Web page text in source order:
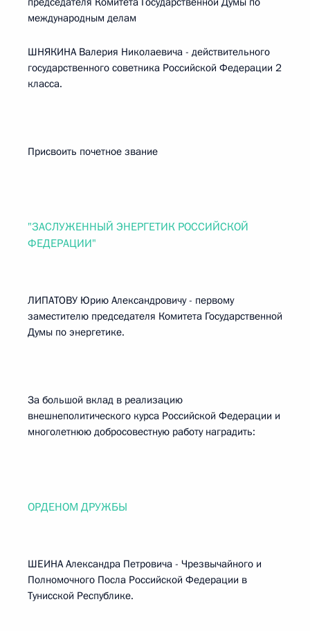
международным делам
ШНЯКИНА Валерия Николаевича - действительного
государственного советника Российской Федерации 2
класса.
Присвоить почетное звание
"ЗАСЛУЖЕННЫЙ ЭНЕРГЕТИК РОССИЙСКОЙ
ФЕДЕРАЦИИ"
ЛИПАТОВУ Юрию Александровичу - первому
заместителю председателя Комитета Государственной
Думы по энергетике.
За большой вклад в реализацию
внешнеполитического курса Российской Федерации и
многолетнюю добросовестную работу наградить:
ОРДЕНОМ ДРУЖБЫ
ШЕИНА Александра Петровича - Чрезвычайного и
Полномочного Посла Российской Федерации в
Тунисской Республике.